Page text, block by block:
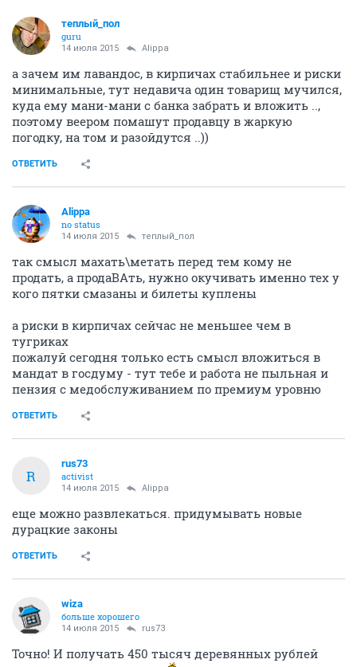
теплый_пол
guru
14 июля 2015 Alippa
а зачем им лавандос, в кирпичах стабильнее и риски
минимальные, тут недавича один товарищ мучился,
куда ему мани-мани с банка забрать и вложить ..,
поэтому веером помашут продавцу в жаркую
погодку, на том и разойдутся ..))
ОТВЕТИТЬ
Alippa
no status
14 июля 2015 теплый_пол
так смысл махать\метать перед тем кому не
продать, а продаВАть, нужно окучивать именно тех у
кого пятки смазаны и билеты куплены
а риски в кирпичах сейчас не меньшее чем в
тугриках
пожалуй сегодня только есть смысл вложиться в
мандат в госдуму - тут тебе и работа не пыльная и
пензия с медобслуживанием по премиум уровню
ОТВЕТИТЬ
R
rus73
activist
14 июля 2015 Alippa
еще можно развлекаться. придумывать новые
дурацкие законы
ОТВЕТИТЬ
wiza
больше хорошего
14 июля 2015 rus73
Точно! И получать 450 тысяч деревянных рублей